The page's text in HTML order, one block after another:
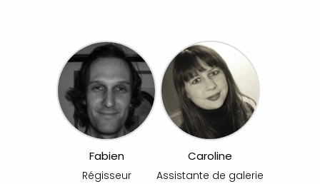
Fabien
Régisseur
Caroline
Assistante de galerie